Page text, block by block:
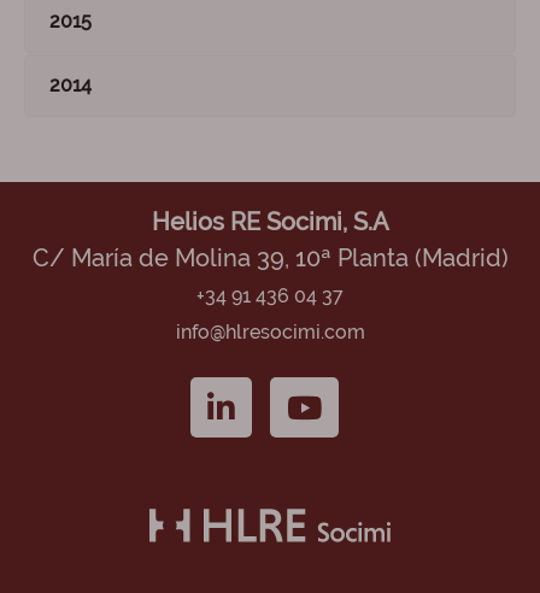
2015
2014
Helios RE Socimi, S.A
C/ María de Molina 39, 10ª Planta (Madrid)
+34 91 436 04 37
info@hlresocimi.com